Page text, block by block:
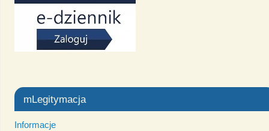
mLegitymacja
Informacje